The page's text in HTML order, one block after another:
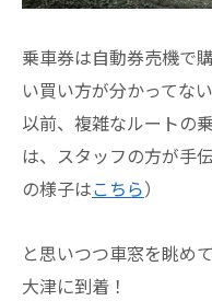
乗車券は自動券売機で
い買い方が分かってな
以前、複雑なルートの
は、スタッフの方が手
の様子はこちら）
と思いつつ車窓を眺め
大津に到着！